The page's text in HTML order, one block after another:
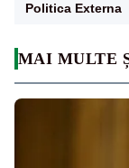
MAI MULTE
Politica Externa